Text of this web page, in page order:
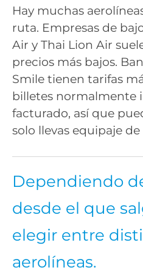
Hay muchas
ruta. Empresas de
Air y Thai Lion Air
precios más bajos.
Smile tienen tarifas
billetes normalmente
facturado, así que
solo llevas equipaje
Dependiendo
desde el que
elegir entre
aerolíneas.